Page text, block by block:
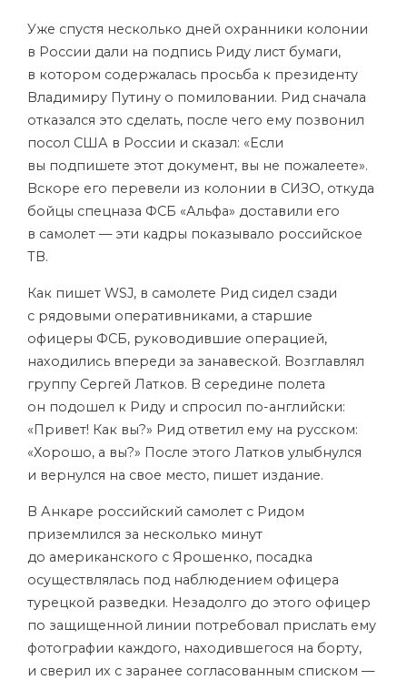
Уже спустя несколько дней охранники колонии
в России дали на подпись Риду лист бумаги,
в котором содержалась просьба к президенту
Владимиру Путину о помиловании. Рид сначала
отказался это сделать, после чего ему позвонил
посол США в России и сказал: «Если
вы подпишете этот документ, вы не пожалеете».
Вскоре его перевели из колонии в СИЗО, откуда
бойцы спецназа ФСБ «Альфа» доставили его
в самолет — эти кадры показывало российское
ТВ.
Как пишет WSJ, в самолете Рид сидел сзади
с рядовыми оперативниками, а старшие
офицеры ФСБ, руководившие операцией,
находились впереди за занавеской. Возглавлял
группу Сергей Латков. В середине полета
он подошел к Риду и спросил по-английски:
«Привет! Как вы?» Рид ответил ему на русском:
«Хорошо, а вы?» После этого Латков улыбнулся
и вернулся на свое место, пишет издание.
В Анкаре российский самолет с Ридом
приземлился за несколько минут
до американского с Ярошенко, посадка
осуществлялась под наблюдением офицера
турецкой разведки. Незадолго до этого офицер
по защищенной линии потребовал прислать ему
фотографии каждого, находившегося на борту,
и сверил их с заранее согласованным списком —